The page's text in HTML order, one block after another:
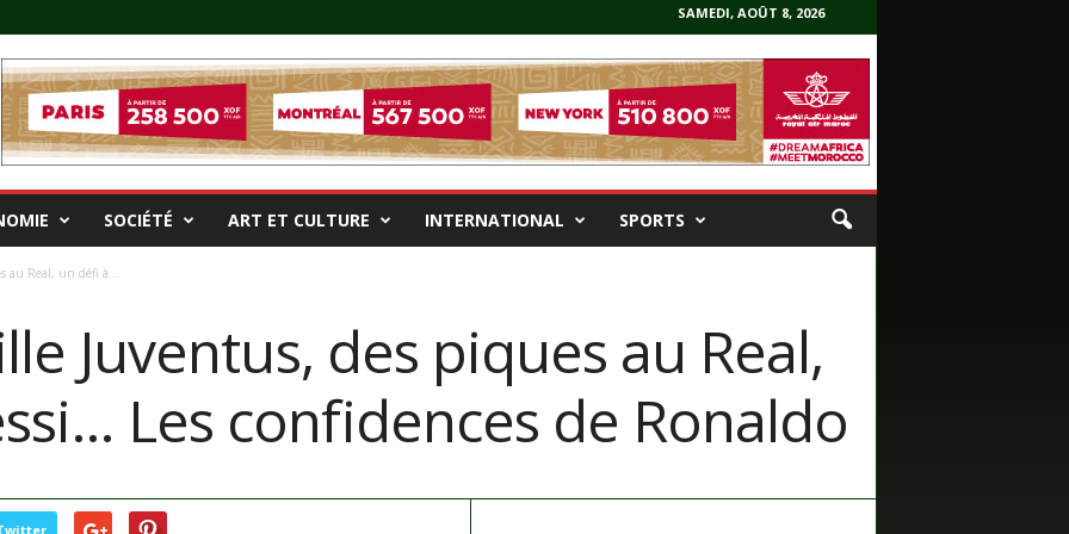
SAMEDI, AOÛT 8, 2026
SOCIÉTÉ ART ET CULTURE INTERNATIONAL SPORTS
au Real, un défi à...
Juventus, des piques au Real,
Les confidences de Ronaldo